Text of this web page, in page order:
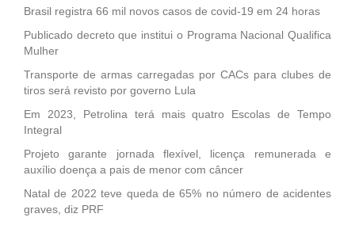
Brasil registra 66 mil novos casos de covid-19 em 24 horas
Publicado decreto que institui o Programa Nacional Qualifica
Mulher
Transporte de armas carregadas por CACs para clubes de
tiros será revisto por governo Lula
Em 2023, Petrolina terá mais quatro Escolas de Tempo
Integral
Projeto garante jornada flexível, licença remunerada e
auxílio doença a pais de menor com câncer
Natal de 2022 teve queda de 65% no número de acidentes
graves, diz PRF